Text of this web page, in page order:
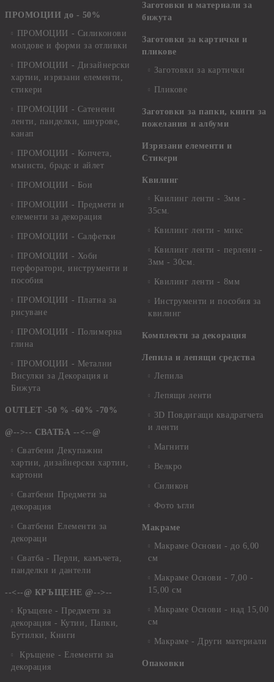
ПРОМОЦИИ до - 50%
ПРОМОЦИИ - Силиконови
молдове и форми за отливки
ПРОМОЦИИ - Дизайнерски
хартии, изрязани елементи,
стикери
ПРОМОЦИИ - Сатенени
ленти, панделки, шнурове,
канап
ПРОМОЦИИ - Копчета,
мъниста, брадс и айлет
ПРОМОЦИИ - Бои
ПРОМОЦИИ - Предмети и
елементи за декорация
ПРОМОЦИИ - Салфетки
ПРОМОЦИИ - Хоби
перфоратори, инструменти и
пособия
ПРОМОЦИИ - Платна за
рисуване
ПРОМОЦИИ - Полимерна
глина
ПРОМОЦИИ - Метални
Висулки за Декорация и
Бижута
OUTLET -50 % -60% -70%
@-->-- СВАТБА --<--@
Сватбени Декупажни
хартии, дизайнерски хартии,
картони
Сватбени Предмети за
декорация
Сватбени Елементи за
декораци
Сватба - Перли, камъчета,
панделки и дантели
--<--@ КРЪЩЕНЕ @-->--
Кръщене - Предмети за
декорация - Кутии, Папки,
Бутилки, Книги
Кръщене - Елементи за
декорация
Заготовки и материали за
бижута
Заготовки за картички и
пликове
Заготовки за картички
Пликове
Заготовки за папки, книги за
пожелания и албуми
Изрязани елементи и
Стикери
Квилинг
Квилинг ленти - 3мм -
35см.
Квилинг ленти - микс
Квилинг ленти - перлени -
3мм - 30см.
Квилинг ленти - 8мм
Инструменти и пособия за
квилинг
Комплекти за декорация
Лепила и лепящи средства
Лепила
Лепящи ленти
3D Повдигащи квадратчета
и ленти
Магнити
Велкро
Силикон
Фото ъгли
Макраме
Макраме Основи - до 6,00
см
Макраме Основи - 7,00 -
15,00 см
Макраме Основи - над 15,00
см
Макраме - Други материали
Опаковки